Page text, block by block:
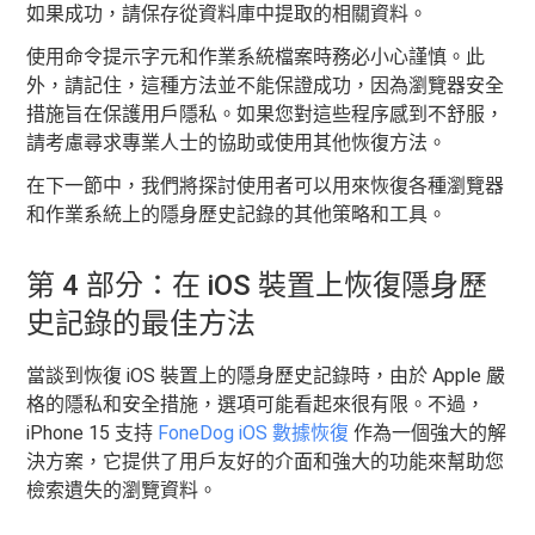
如果成功，請保存從資料庫中提取的相關資料。
使用命令提示字元和作業系統檔案時務必小心謹慎。此
外，請記住，這種方法並不能保證成功，因為瀏覽器安全
措施旨在保護用戶隱私。如果您對這些程序感到不舒服，
請考慮尋求專業人士的協助或使用其他恢復方法。
在下一節中，我們將探討使用者可以用來恢復各種瀏覽器
和作業系統上的隱身歷史記錄的其他策略和工具。
第 4 部分：在 iOS 裝置上恢復隱身歷
史記錄的最佳方法
當談到恢復 iOS 裝置上的隱身歷史記錄時，由於 Apple 嚴
格的隱私和安全措施，選項可能看起來很有限。不過，
iPhone 15 支持 FoneDog iOS 數據恢復 作為一個強大的解
決方案，它提供了用戶友好的介面和強大的功能來幫助您
檢索遺失的瀏覽資料。